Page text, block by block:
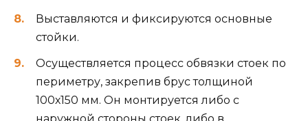
Выставляются и фиксируются основные
стойки.
Осуществляется процесс обвязки стоек по
периметру, закрепив брус толщиной
100х150 мм. Он монтируется либо с